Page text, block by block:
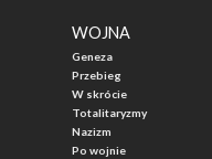
WOJNA
Geneza
Przebieg
W skrócie
Totalitaryzmy
Nazizm
Po wojnie